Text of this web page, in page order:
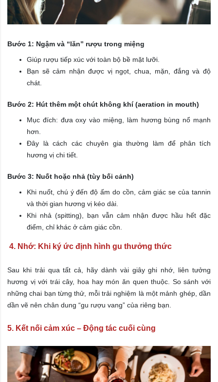
Bước 1: Ngậm và “lăn” rượu trong miệng
Giúp rượu tiếp xúc với toàn bộ bề mặt lưỡi.
Bạn sẽ cảm nhận được vị ngọt, chua, mặn, đắng và độ
chát.
Bước 2: Hút thêm một chút không khí (aeration in mouth)
Mục đích: đưa oxy vào miệng, làm hương bùng nổ mạnh
hơn.
Đây là cách các chuyên gia thường làm để phân tích
hương vị chi tiết.
Bước 3: Nuốt hoặc nhả (tùy bối cảnh)
Khi nuốt, chú ý đến độ ấm do cồn, cảm giác se của tannin
và thời gian hương vị kéo dài.
Khi nhả (spitting), bạn vẫn cảm nhận được hầu hết đặc
điểm, chỉ khác ở cảm giác cồn.
4. Nhớ: Khi ký ức định hình gu thưởng thức
Sau khi trải qua tất cả, hãy dành vài giây ghi nhớ, liên tưởng
hương vị với trái cây, hoa hay món ăn quen thuộc. So sánh với
những chai bạn từng thử, mỗi trải nghiệm là một mảnh ghép, dần
dần vẽ nên chân dung “gu rượu vang” của riêng bạn.
5. Kết nối cảm xúc – Động tác cuối cùng